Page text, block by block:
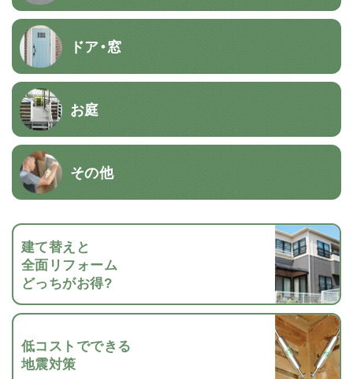
ドア・窓
お庭
その他
建て替えと
全面リフォーム
どっちがお得?
低コストでできる
地震対策